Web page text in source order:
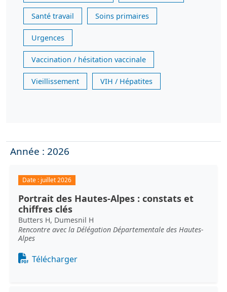
Santé travail Soins primaires
Urgences
Vaccination / hésitation vaccinale
Vieillissement VIH / Hépatites
Année : 2026
Date : juillet 2026
Portrait des Hautes-Alpes : constats et
chiffres clés
Butters H, Dumesnil H
Rencontre avec la Délégation Départementale des Hautes-
Alpes
Document
Télécharger